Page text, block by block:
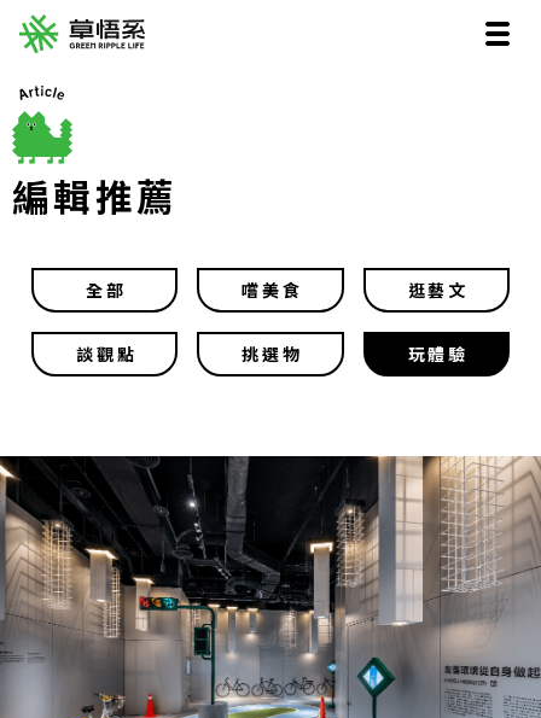
編輯推薦
全部 嚐美食 逛藝文
談觀點 挑選物 玩體驗